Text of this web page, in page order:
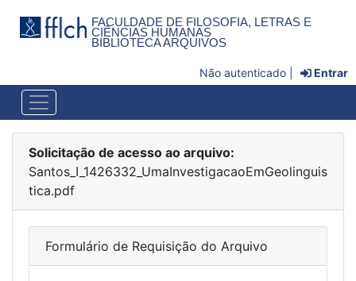
FACULDADE DE FILOSOFIA, LETRAS E
CIÊNCIAS HUMANAS
BIBLIOTECA ARQUIVOS
Não autenticado | Entrar
Solicitação de acesso ao arquivo:
Santos_I_1426332_UmaInvestigacaoEmGeolinguis
tica.pdf
Formulário de Requisição do Arquivo